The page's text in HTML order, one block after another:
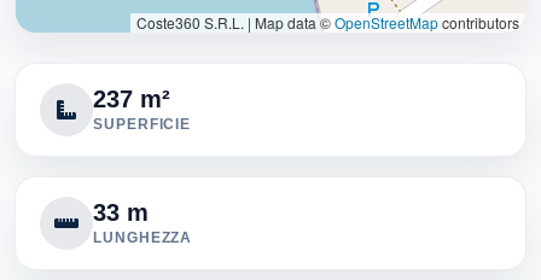
Coste360 S.R.L. | Map data ©OpenStreetMapcontributors
237 m²
SUPERFICIE
33 m
LUNGHEZZA